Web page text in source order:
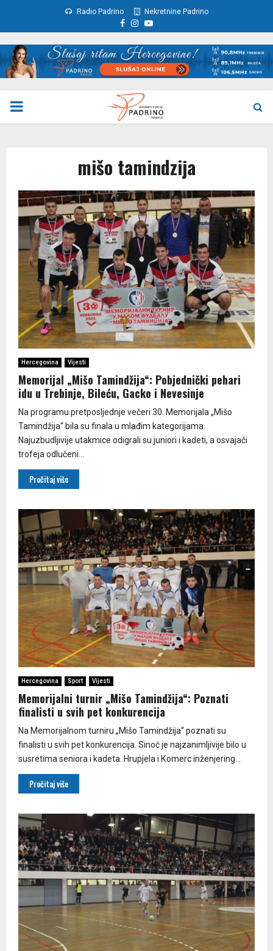
Radio Padrino Nekretnine Padrino
Facebook
Instagram
Youtube
PRIMARY
mišo tamindzija
Hercegovina Vijesti
Memorijal „Mišo Tamindžija“: Pobjednički pehari
idu u Trebinje, Bileću, Gacko i Nevesinje
Na programu pretposljednje večeri 30. Memorijala „Mišo
Tamindžija“ bila su finala u mlađim kategorijama.
Najuzbudljivije utakmice odigrali su juniori i kadeti, a osvajači
trofeja odlučeni...
Pročitaj više
Hercegovina Sport Vijesti
Memorijalni turnir „Mišo Tamindžija“: Poznati
finalisti u svih pet konkurencija
Na Memorijalnom turniru „Mišo Tamindžija“ poznati su
finalisti u svih pet konkurencija. Sinoć je najzanimljivije bilo u
susretima seniora i kadeta. Hrupjela i Кomerc inženjering...
Pročitaj više